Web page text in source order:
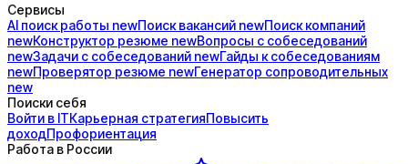
Сервисы
AI поискработы newПоисквакансий newПоисккомпаний
newКонструктор резюме newВопросы с собеседований
newЗадачи с собеседований newГайды ксобеседованиям
newПроверятор резюме newГенератор сопроводительных
new
Поиски себя
Войти в ITКарьерная стратегияПовысить
доходПрофориентация
Работа в России